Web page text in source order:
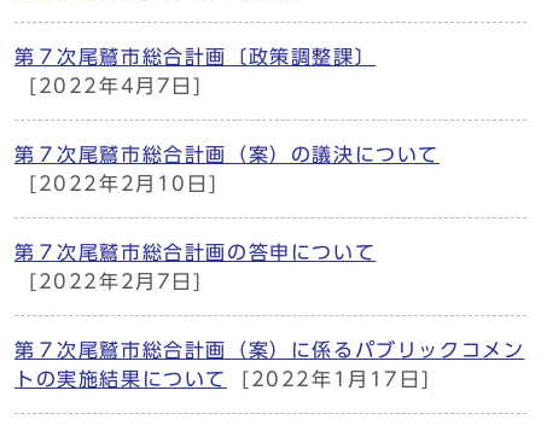
第７次尾鷲市総合計画〔政策調整課〕
[2022年4月7日]
第７次尾鷲市総合計画（案）の議決について
[2022年2月10日]
第７次尾鷲市総合計画の答申について
[2022年2月7日]
第７次尾鷲市総合計画（案）に係るパブリックコメン
トの実施結果について
[2022年1月17日]